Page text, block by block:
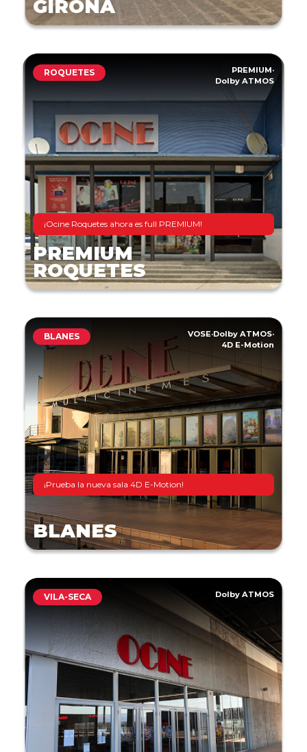
GIRONA
ROQUETES PREMIUM·
Dolby ATMOS
¡Ocine Roquetes ahora es full PREMIUM!
PREMIUM
ROQUETES
BLANES VOSE·Dolby ATMOS·
4D E-Motion
¡Prueba la nueva sala 4D E-Motion!
BLANES
VILA-SECA Dolby ATMOS